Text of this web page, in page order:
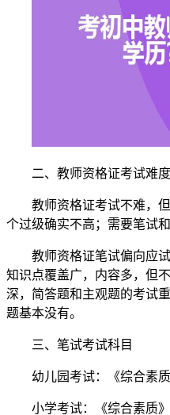
二、教师资格证考试难度
教师资格证考试不难，
个过级确实不高；需要笔试
教师资格证笔试偏向应
知识点覆盖广，内容多，但
深，简答题和主观题的考试
题基本没有。
三、笔试考试科目
幼儿园考试：《综合素
小学考试：《综合素质